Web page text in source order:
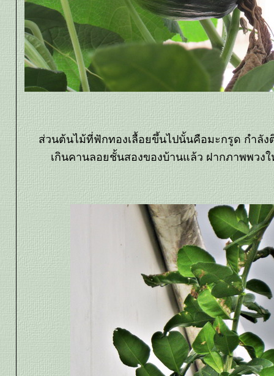
ส่วนต้นไม้ที่ฟักทองเลื้อยขึ้นไปนั้นคือมะกรูด กำลัง
เกินคานลอยชั้นสองของบ้านแล้ว ฝากภาพพวง